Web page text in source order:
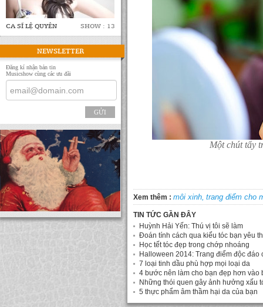
CA SĨ LỆ QUYÊN SHOW : 13
NEWSLETTER
Đăng kí nhận bản tin
Musicshow cùng các ưu đãi
GỬI
Một chút tẩy
Xem thêm : môi xinh, trang điểm cho
TIN TỨC GẦN ĐÂY
Huỳnh Hải Yến: Thú vị tôi sẽ làm
Đoán tính cách qua kiểu tóc bạn yêu
Học tết tóc đẹp trong chớp nhoáng
Halloween 2014: Trang điểm độc đáo
7 loại tinh dầu phù hợp mọi loại da
4 bước nên làm cho bạn đẹp hơn vào
Những thói quen gây ảnh hưởng xấu
5 thực phẩm âm thầm hại da của bạn